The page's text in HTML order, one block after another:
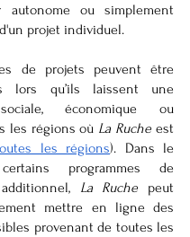
autonome ou simplement
projet individuel.
de projets peuvent être
lors qu’ils laissent une
économique ou
les régions où La Ruche est
les régions). Dans le
programmes de
La Ruche peut
mettre en ligne des
provenant de toutes les